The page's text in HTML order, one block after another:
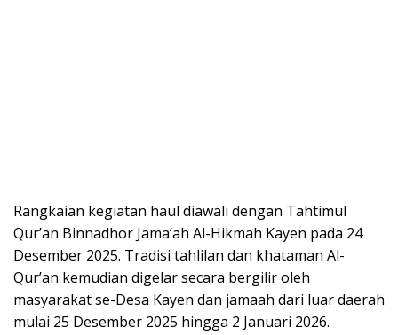
Rangkaian kegiatan haul diawali dengan Tahtimul
Qur’an Binnadhor Jama’ah Al-Hikmah Kayen pada 24
Desember 2025. Tradisi tahlilan dan khataman Al-
Qur’an kemudian digelar secara bergilir oleh
masyarakat se-Desa Kayen dan jamaah dari luar daerah
mulai 25 Desember 2025 hingga 2 Januari 2026.